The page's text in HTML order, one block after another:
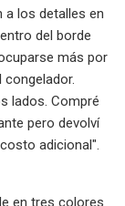
a los detalles en
del borde
más por
lados. Compré
pero devolví
adicional".
en tres colores